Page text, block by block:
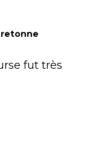
fut très